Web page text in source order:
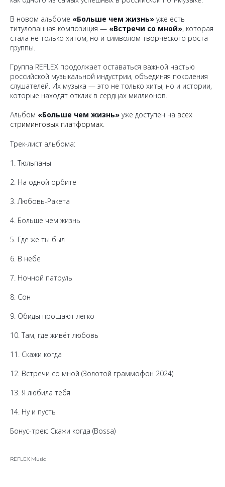
В новом альбоме «Больше чем жизнь» уже есть
титулованная композиция — «Встречи со мной», которая
стала не только хитом, но и символом творческого роста
группы.
Группа REFLEX продолжает оставаться важной частью
российской музыкальной индустрии, объединяя поколения
слушателей. Их музыка — это не только хиты, но и истории,
которые находят отклик в сердцах миллионов.
Альбом «Больше чем жизнь» уже доступен на всех
стриминговых платформах.
Трек-лист альбома:
1. Тюльпаны
2. На одной орбите
3. Любовь-Ракета
4. Больше чем жизнь
5. Где же ты был
6. В небе
7. Ночной патруль
8. Сон
9. Обиды прощают легко
10. Там, где живёт любовь
11. Скажи когда
12. Встречи со мной (Золотой граммофон 2024)
13. Я любила тебя
14. Ну и пусть
Бонус-трек: Скажи когда (Bossa)
REFLEX Music